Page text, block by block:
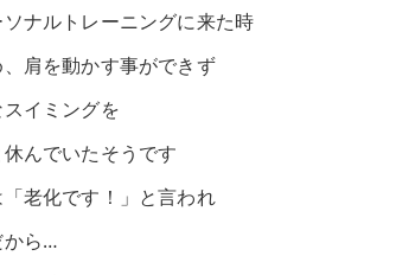
ナルトレーニングに来た時
肩を動かす事ができず
イミングを
んでいたそうです
老化です！」と言われ
から…